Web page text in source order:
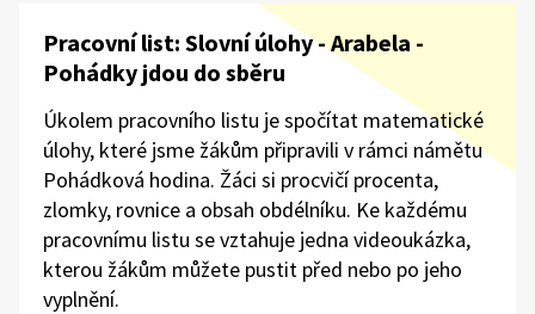
Pracovní list: Slovní úlohy - Arabela -
Pohádky jdou do sběru
Úkolem pracovního listu je spočítat matematické
úlohy, které jsme žákům připravili v rámci námětu
Pohádková hodina. Žáci si procvičí procenta,
zlomky, rovnice a obsah obdélníku. Ke každému
pracovnímu listu se vztahuje jedna videoukázka,
kterou žákům můžete pustit před nebo po jeho
vyplnění.